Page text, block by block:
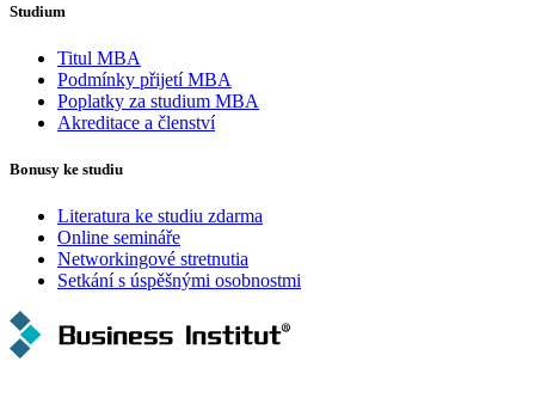
Studium
Titul MBA
Podmínky přijetí MBA
Poplatky za studium MBA
Akreditace a členství
Bonusy ke studiu
Literatura ke studiu zdarma
Online semináře
Networkingové stretnutia
Setkání s úspěšnými osobnostmi